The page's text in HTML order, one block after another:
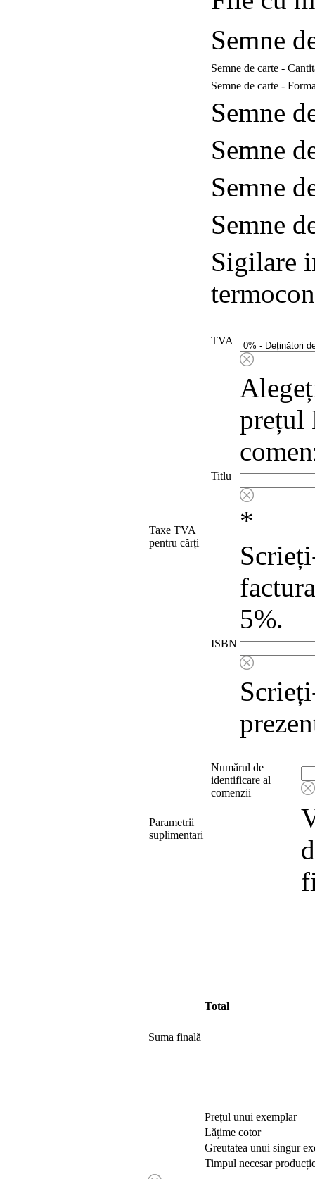
Semne
Semne de carte -
Semne de carte -
Semne
Semne
Semne
Semne
Sigilare
Taxe TVA
pentru cărți
TVA
prețul
Titlu
*
5%.
ISBN
Parametrii
suplimentari
Numărul de
identificare al
comenzii
Suma finală
Total
Prețul unui exemplar
Lățime cotor
Greutatea unui singur
Timpul necesar